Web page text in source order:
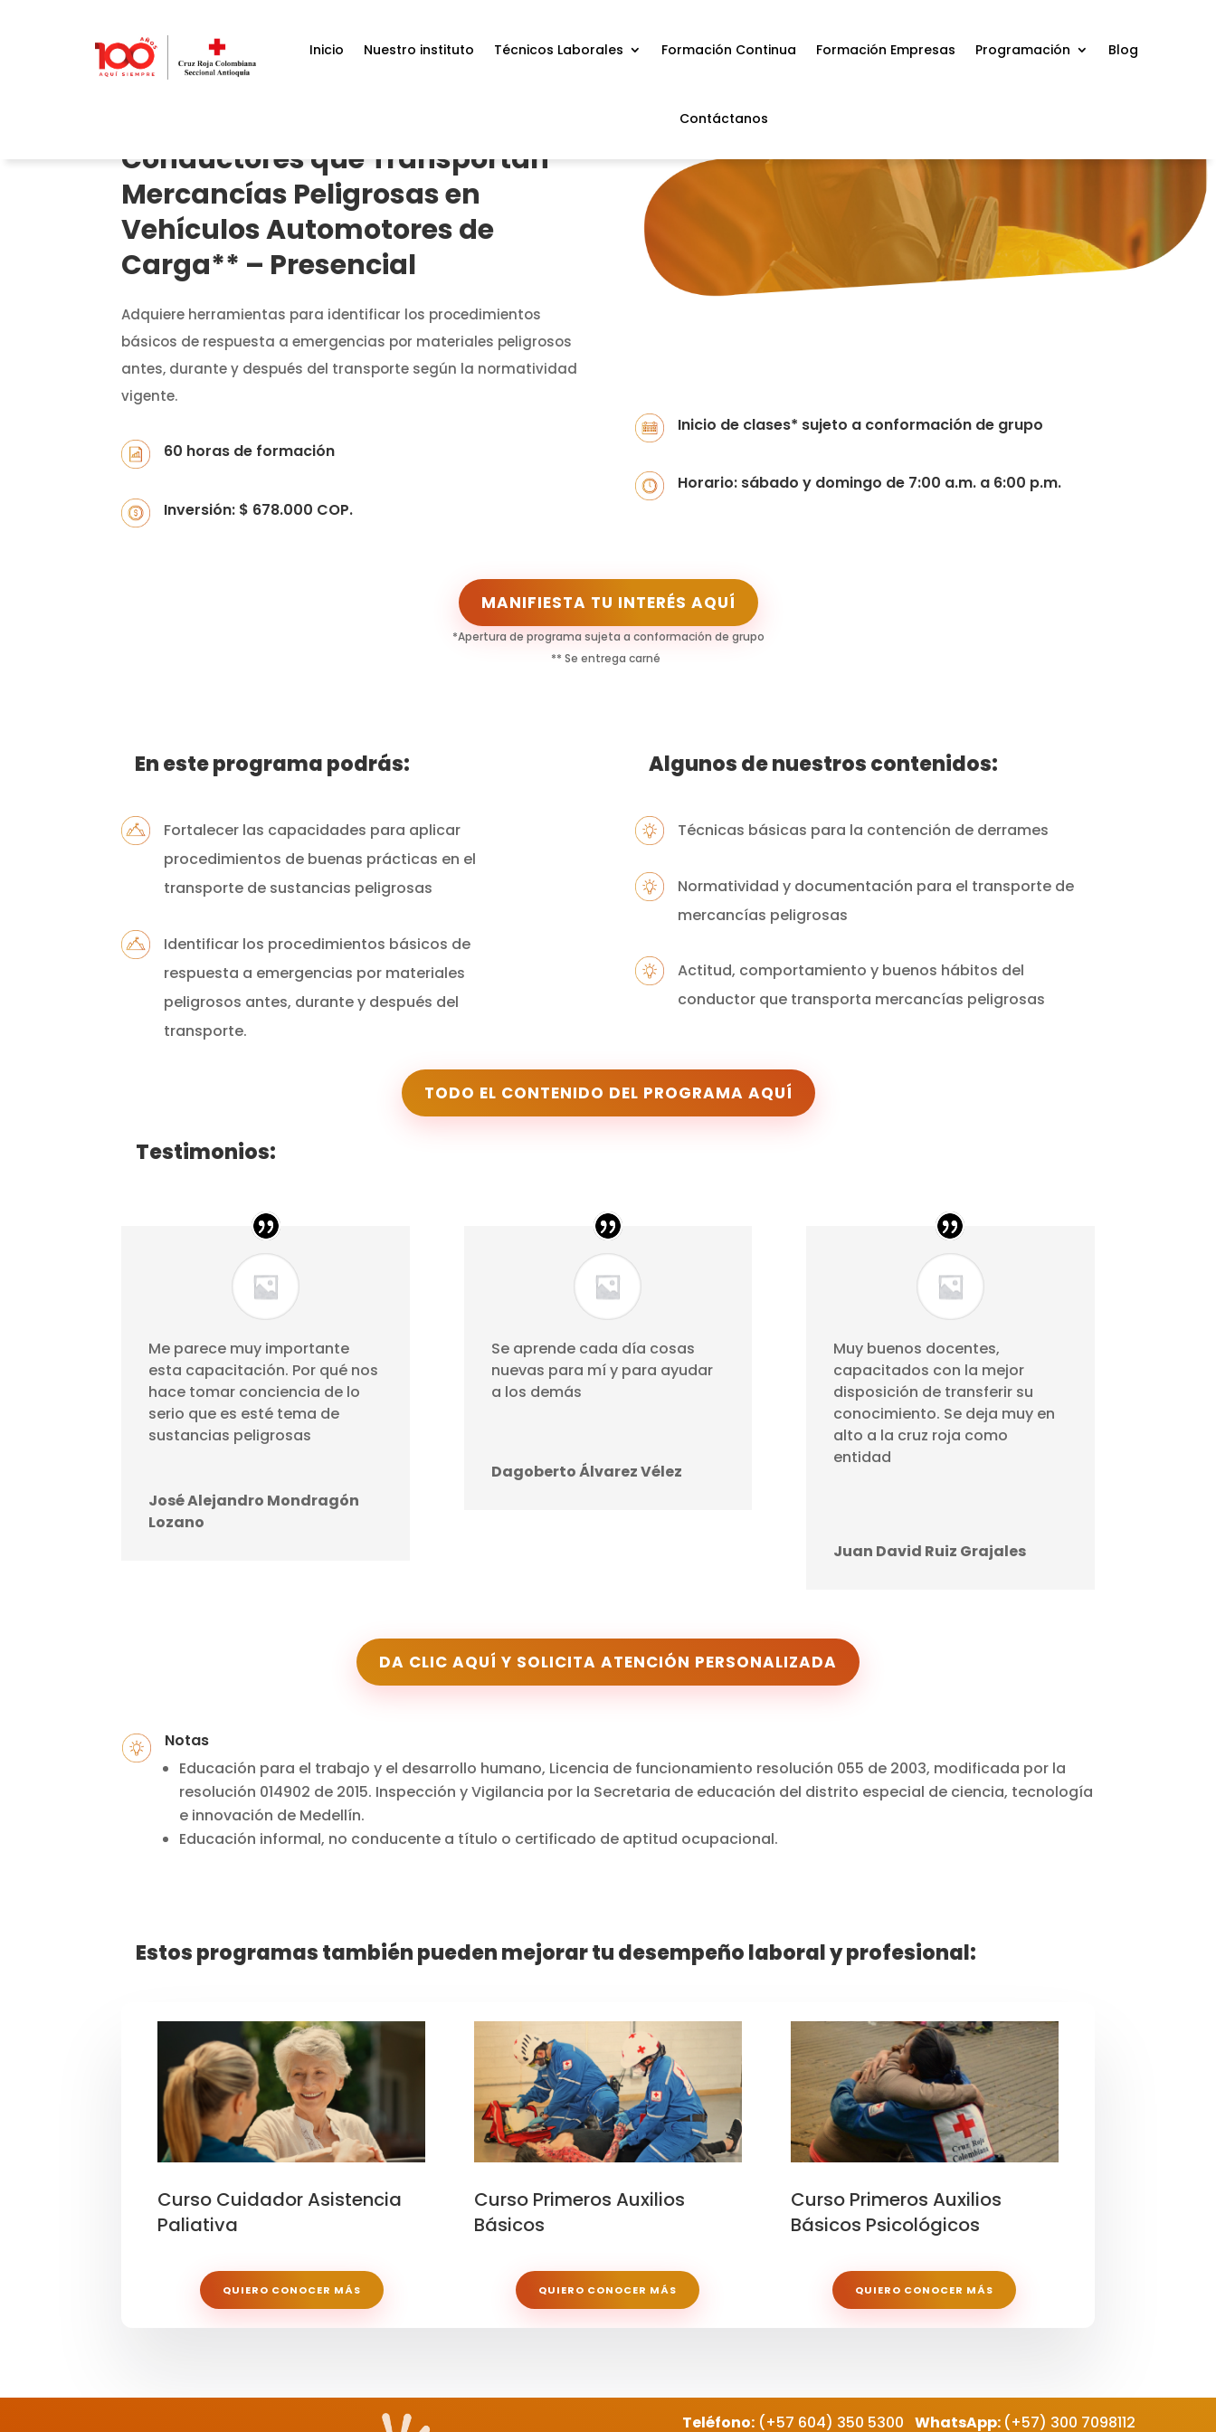
Inicio Nuestro instituto Técnicos Laborales Formación Continua Formación Empresas Programación Blog
Contáctanos
Conductores que Transportan
Mercancías Peligrosas en
Vehículos Automotores de
Carga** – Presencial
Adquiere herramientas para identificar los procedimientos
básicos de respuesta a emergencias por materiales peligrosos
antes, durante y después del transporte según la normatividad
vigente.
60 horas de formación
Inversión: $ 678.000 COP.
Inicio de clases* sujeto a conformación de grupo
Horario: sábado y domingo de 7:00 a.m. a 6:00 p.m.
MANIFIESTA TU INTERÉS AQUÍ
*Apertura de programa sujeta a conformación de grupo
** Se entrega carné
En este programa podrás:
Fortalecer las capacidades para aplicar
procedimientos de buenas prácticas en el
transporte de sustancias peligrosas
Identificar los procedimientos básicos de
respuesta a emergencias por materiales
peligrosos antes, durante y después del
transporte.
Algunos de nuestros contenidos:
Técnicas básicas para la contención de derrames
Normatividad y documentación para el transporte de
mercancías peligrosas
Actitud, comportamiento y buenos hábitos del
conductor que transporta mercancías peligrosas
TODO EL CONTENIDO DEL PROGRAMA AQUÍ
Testimonios:
Me parece muy importante
esta capacitación. Por qué nos
hace tomar conciencia de lo
serio que es esté tema de
sustancias peligrosas
José Alejandro Mondragón
Lozano
Se aprende cada día cosas
nuevas para mí y para ayudar
a los demás
Dagoberto Álvarez Vélez
Muy buenos docentes,
capacitados con la mejor
disposición de transferir su
conocimiento. Se deja muy en
alto a la cruz roja como
entidad
Juan David Ruiz Grajales
DA CLIC AQUÍ Y SOLICITA ATENCIÓN PERSONALIZADA
Notas
Educación para el trabajo y el desarrollo humano, Licencia de funcionamiento resolución 055 de 2003, modificada por la
resolución 014902 de 2015. Inspección y Vigilancia por la Secretaria de educación del distrito especial de ciencia, tecnología
e innovación de Medellín.
Educación informal, no conducente a título o certificado de aptitud ocupacional.
Estos programas también pueden mejorar tu desempeño laboral y profesional:
Curso Cuidador Asistencia
Paliativa
QUIERO CONOCER MÁS
Curso Primeros Auxilios
Básicos
QUIERO CONOCER MÁS
Curso Primeros Auxilios
Básicos Psicológicos
QUIERO CONOCER MÁS
Teléfono:(+57 604) 350 5300 WhatsApp: (+57) 300 7098112